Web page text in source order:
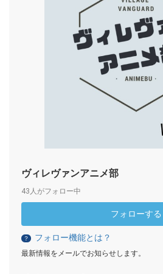
ヴィレヴァンアニメ部
43人がフォロー中
フォローする
？ フォロー機能とは？
最新情報をメールでお知らせします。